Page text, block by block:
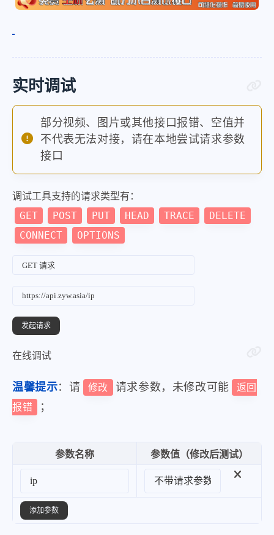
实时调试
部分视频、图片或其他接口报错、空值并
不代表无法对接，请在本地尝试请求参数
接口
调试工具支持的请求类型有：
GET POST PUT HEAD TRACE
DELETE
CONNECT
OPTIONS
在线调试
温馨提示：请 修改 请求参数，未修改可能
返回
报错
；
参数名称 参数值（修改后测试）
添加参数